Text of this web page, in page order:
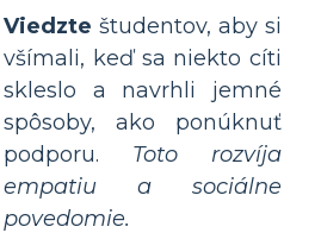
Viedzte študentov, aby si
všímali, keď sa niekto cíti
skleslo a navrhli jemné
spôsoby, ako ponúknuť
podporu. Toto rozvíja
empatiu a sociálne
povedomie.